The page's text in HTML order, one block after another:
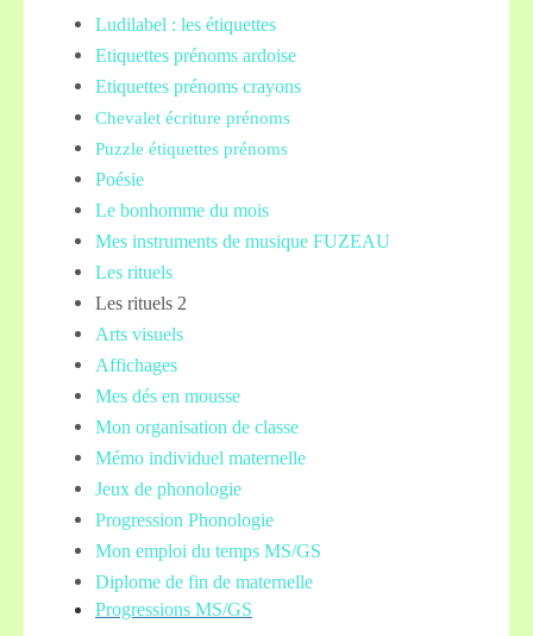
Ludilabel : les étiquettes
Etiquettes prénoms ardoise
Etiquettes prénoms crayons
Chevalet écriture prénoms
Puzzle étiquettes prénoms
Poésie
Le bonhomme du mois
Mes instruments de musique FUZEAU
Les rituels
Les rituels 2
Arts visuels
Affichages
Mes dés en mousse
Mon organisation de classe
Mémo individuel maternelle
Jeux de phonologie
Progression Phonologie
Mon emploi du temps MS/GS
Diplome de fin de maternelle
Progressions MS/GS